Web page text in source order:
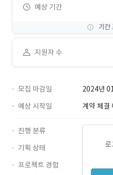
예상 기간
기간
지원자 수
모집 마감일
2024년
예상 시작일
계약 체결
로
진행 분류
기획 상태
프로젝트 경험